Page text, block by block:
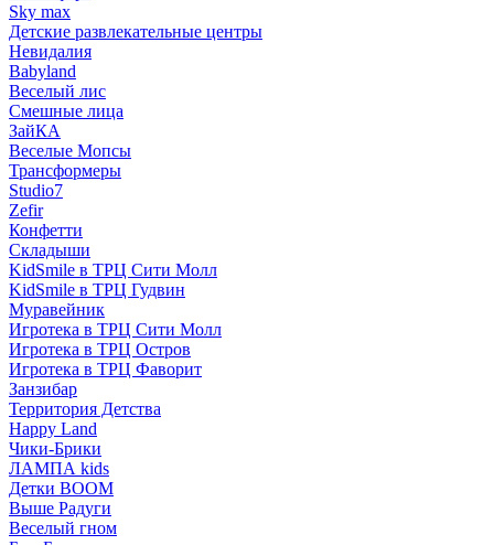
Sky max
Детские развлекательные центры
Невидалия
Babyland
Веселый лис
Смешные лица
ЗайКА
Веселые Мопсы
Трансформеры
Studio7
Zefir
Конфетти
Складыши
KidSmile в ТРЦ Сити Молл
KidSmile в ТРЦ Гудвин
Муравейник
Игротека в ТРЦ Сити Молл
Игротека в ТРЦ Остров
Игротека в ТРЦ Фаворит
Занзибар
Территория Детства
Happy Land
Чики-Брики
ЛАМПА kids
Детки BOOM
Выше Радуги
Веселый гном